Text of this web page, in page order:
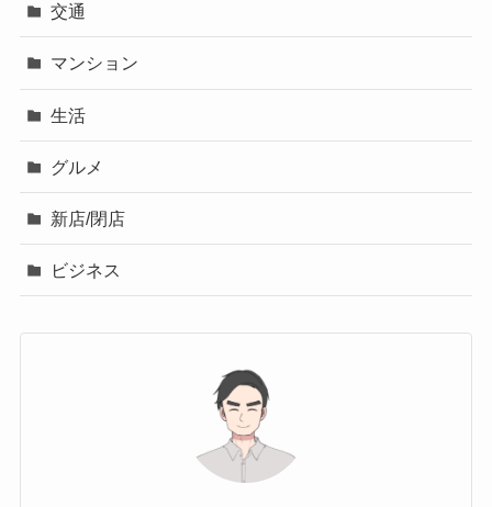
交通
マンション
生活
グルメ
新店/閉店
ビジネス